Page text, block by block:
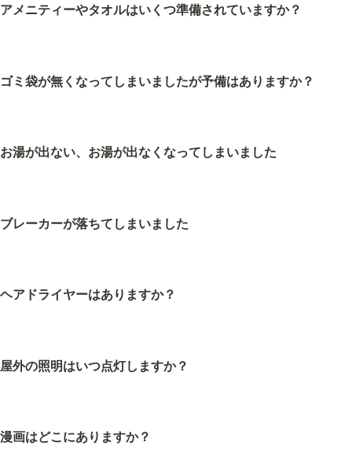
アメニティーやタオルはいくつ準備されていますか？
ゴミ袋が無くなってしまいましたが予備はありますか？
お湯が出ない、お湯が出なくなってしまいました
ブレーカーが落ちてしまいました
ヘアドライヤーはありますか？
屋外の照明はいつ点灯しますか？
漫画はどこにありますか？